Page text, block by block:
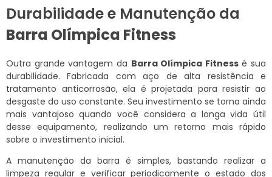
Durabilidade e Manutenção da
Barra Olímpica Fitness
Outra grande vantagem da Barra Olímpica Fitnessé sua
durabilidade. Fabricada com aço de alta resistência e
tratamento anticorrosão, ela é projetada para resistir ao
desgaste do uso constante. Seu investimento se torna ainda
mais vantajoso quando você considera a longa vida útil
desse equipamento, realizando um retorno mais rápido
sobre o investimento inicial.
A manutenção da barra é simples, bastando realizar a
limpeza regular e verificar periodicamente o estado dos